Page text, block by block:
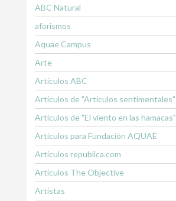
ABC Natural
aforismos
Aquae Campus
Arte
Artículos ABC
Artículos de "Artículos sentimentales"
Artículos de "El viento en las hamacas"
Artículos para Fundación AQUAE
Artículos republica.com
Artículos The Objective
Artistas